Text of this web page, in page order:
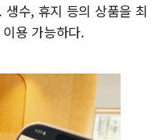
수, 휴지 등의 상품을 최
용 가능하다.